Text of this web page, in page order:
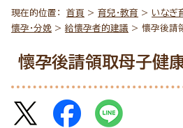
現在的位置： 首頁 > 育兒・教育 > いなぎ
懷孕・分娩 > 給懷孕者的建議 > 懷孕後請
懷孕後請領取母子健